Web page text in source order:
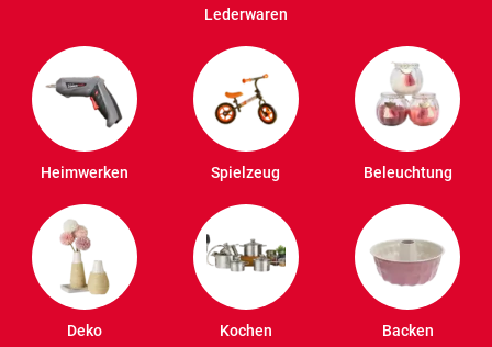
Lederwaren
Heimwerken Spielzeug Beleuchtung
Deko Kochen Backen